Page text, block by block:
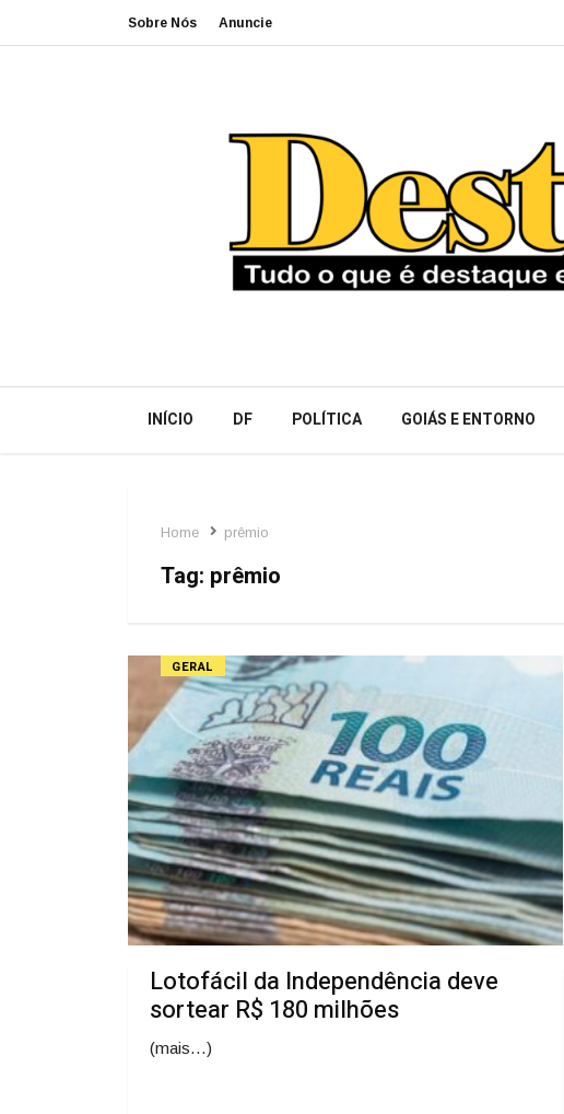
Sobre Nós Anuncie
INÍCIO DF POLÍTICA GOIÁS E ENTORNO
Home prêmio
Tag: prêmio
GERAL
Lotofácil da Independência deve
sortear R$ 180 milhões
(mais…)